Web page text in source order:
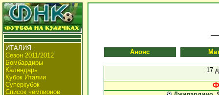
ИТАЛИЯ:
Сезон 2011/2012
Бомбардиры
Календарь
Кубок Италии
Суперкубок
Список чемпионов
Анонс
17